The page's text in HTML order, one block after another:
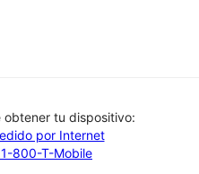
obtener tu dispositivo:
por Internet
800-T-Mobile